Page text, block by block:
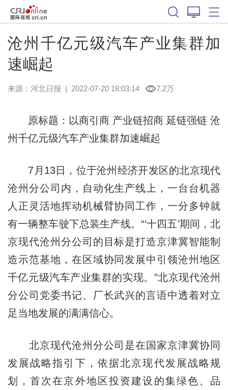
沧州千亿元级汽车产业集群加
速崛起
来源： 河北日报 | 2022-07-20 18:03:14 7.2万
原标题：以商引商 产业链招商 延链强链 沧
州千亿元级汽车产业集群加速崛起
7月13日，位于沧州经济开发区的北京现代
沧州分公司内，自动化生产线上，一台台机器
人正灵活地挥动机械臂协同工作，一分多钟就
有一辆整车驶下总装生产线。“‘十四五’期间，北
京现代沧州分公司的目标是打造京津冀智能制
造示范基地，在区域协同发展中引领沧州地区
千亿元级汽车产业集群的实现。”北京现代沧州
分公司党委书记、厂长武兴的言语中透着对立
足当地发展的满满信心。
北京现代沧州分公司是在国家京津冀协同
发展战略指引下，依据北京现代发展战略规
划，首次在京外地区投资建设的集绿色、品